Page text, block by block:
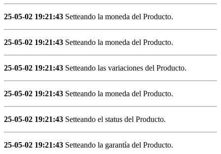
25-05-02 19:21:43 Setteando la moneda del Producto.
25-05-02 19:21:43 Setteando la moneda del Producto.
25-05-02 19:21:43 Setteando las variaciones del Producto.
25-05-02 19:21:43 Setteando la moneda del Producto.
25-05-02 19:21:43 Setteando el status del Producto.
25-05-02 19:21:43 Setteando la garantía del Producto.